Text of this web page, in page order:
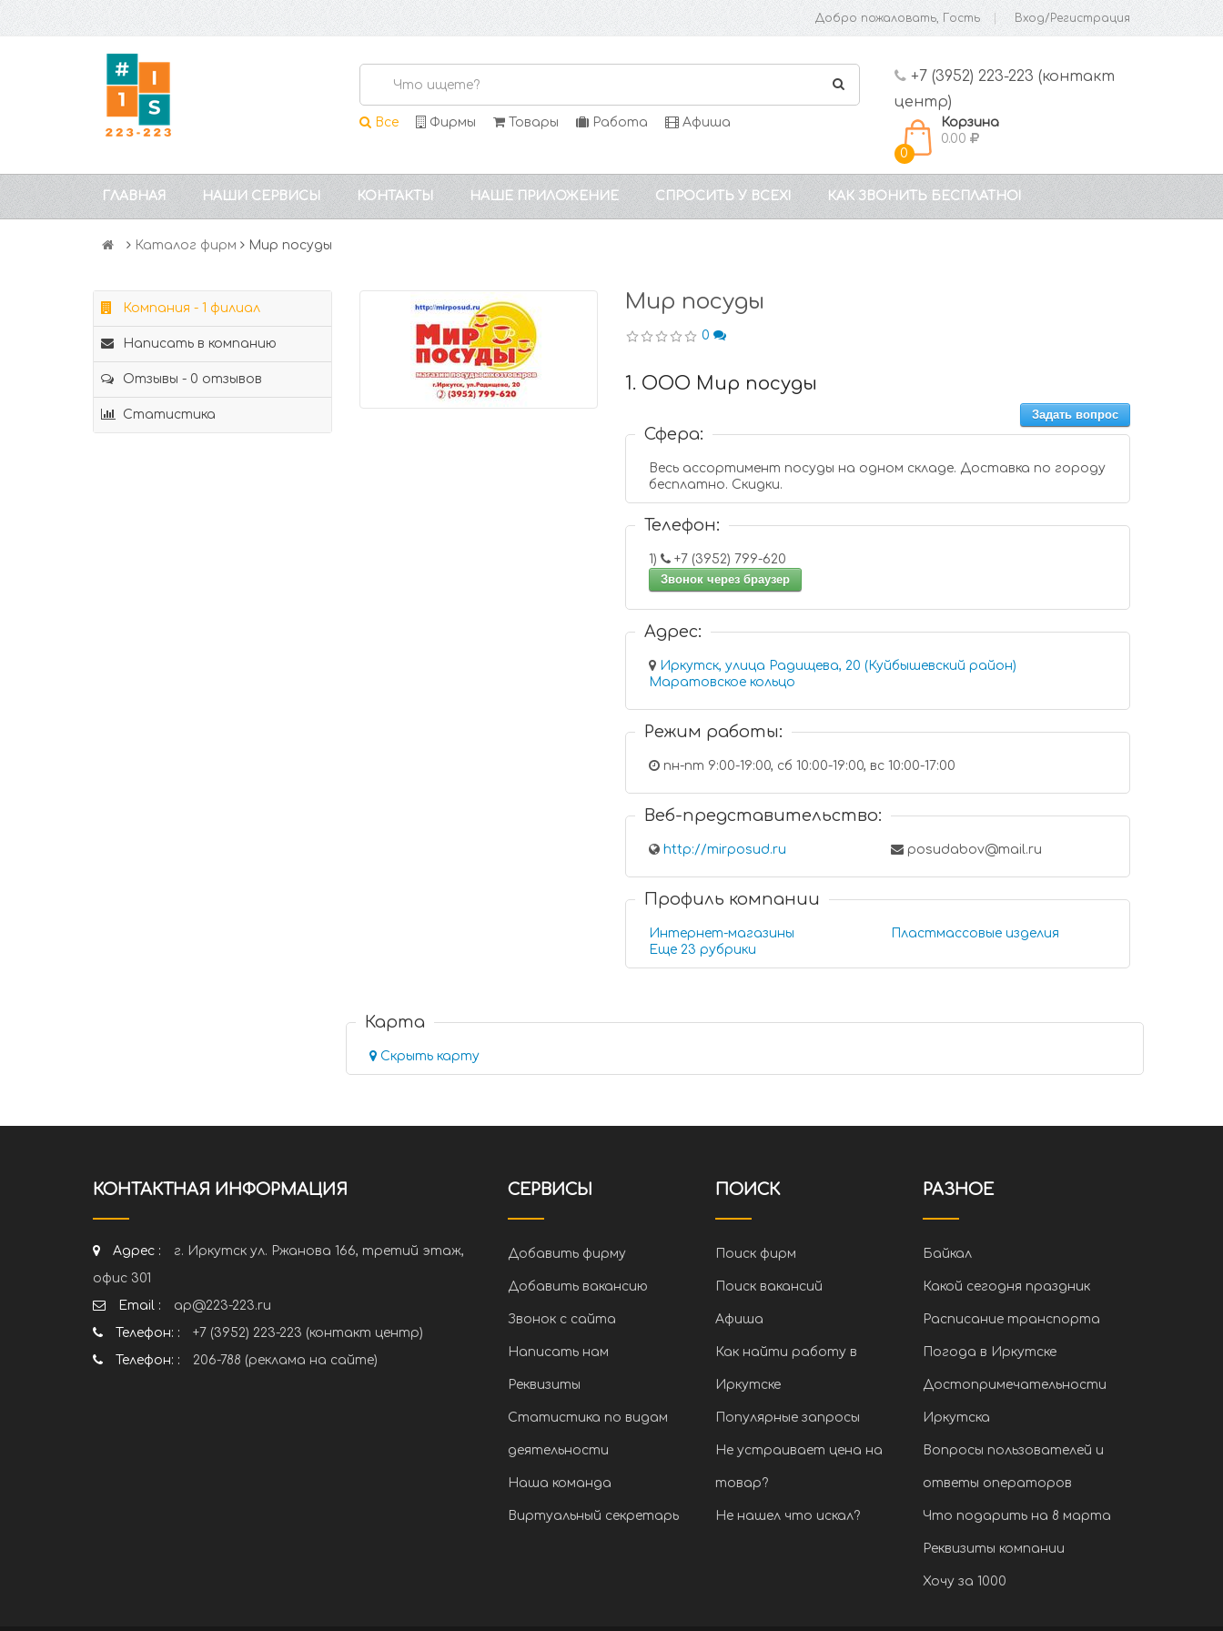
Добро пожаловать, Гость Вход/Регистрация
Все Фирмы Товары Работа Афиша
+7 (3952) 223-223 (контакт
центр)
0
Корзина
0.00
ГЛАВНАЯ НАШИ СЕРВИСЫ КОНТАКТЫ НАШЕ ПРИЛОЖЕНИЕ СПРОСИТЬ У ВСЕХ! КАК ЗВОНИТЬ БЕСПЛАТНО!
Каталог фирм Мир посуды
Компания - 1 филиал
Написать в компанию
Отзывы - 0 отзывов
Статистика
Мир посуды
0
1. ООО Мир посуды
Задать вопрос
Сфера:
Весь ассортимент посуды на одном складе. Доставка по городу
бесплатно. Скидки.
Телефон:
1)
+7 (3952) 799-620
Звонок через браузер
Адрес:
Иркутск, улица Радищева, 20 (Куйбышевский район)
Маратовское кольцо
Режим работы:
пн-пт 9:00-19:00, сб 10:00-19:00, вс 10:00-17:00
Веб-представительство:
http://mirposud.ru posudabov@mail.ru
Профиль компании
Интернет-магазины
Пластмассовые изделия
Еще 23 рубрики
Карта
Скрыть карту
КОНТАКТНАЯ ИНФОРМАЦИЯ
Адрес :
г. Иркутск ул. Ржанова 166, третий этаж,
офис 301
Email :
ap@223-223.ru
Телефон: :
+7 (3952) 223-223 (контакт центр)
Телефон: :
206-788 (реклама на сайте)
СЕРВИСЫ
Добавить фирму
Добавить вакансию
Звонок с сайта
Написать нам
Реквизиты
Статистика по видам
деятельности
Наша команда
Виртуальный секретарь
ПОИСК
Поиск фирм
Поиск вакансий
Афиша
Как найти работу в
Иркутске
Популярные запросы
Не устраивает цена на
товар?
Не нашел что искал?
РАЗНОЕ
Байкал
Какой сегодня праздник
Расписание транспорта
Погода в Иркутске
Достопримечательности
Иркутска
Вопросы пользователей и
ответы операторов
Что подарить на 8 марта
Реквизиты компании
Хочу за 1000